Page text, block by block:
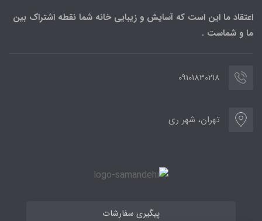
اعتقاد ما این است که آسایش و زیبایی خانه شما نقطه اشتراک بین
ما و شماست .
09101830218
تهران، شهر ری
پیگیری سفارشات